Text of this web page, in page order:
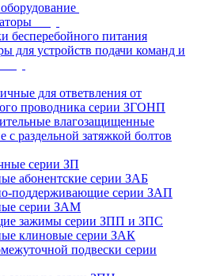
бесперебойного питания
для устройств подачи команд и
для ответвления от
проводника серии ЗГОНП
влагозащищенные
раздельной затяжкой болтов
серии ЗП
абонентские серии ЗАБ
поддерживающие серии ЗАП
серии ЗАМ
зажимы серии ЗПП и ЗПС
клиновые серии ЗАК
подвески серии